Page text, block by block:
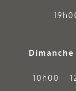
10h00 –